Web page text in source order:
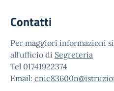
Contatti
Per maggiori informazioni
all'ufficio di Segreteria
Tel 01741922374
Email: